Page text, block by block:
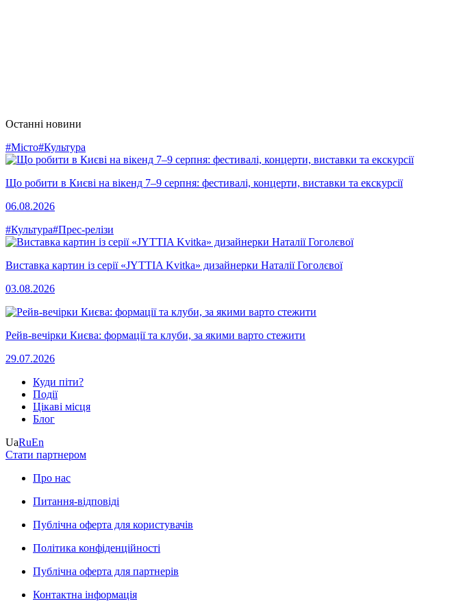
Останні новини
#Місто#Культура
Що робити в Києві на вікенд 7–9 серпня: фестивалі, концерти, виставки та екскурсії
06.08.2026
#Культура#Прес-релізи
Виставка картин із серії «JYTTIA Kvitka» дизайнерки Наталії Гоголєвої
03.08.2026
Рейв-вечірки Києва: формації та клуби, за якими варто стежити
29.07.2026
Куди піти?
Події
Цікаві місця
Блог
UaRuEn
Стати партнером
Про нас
Питання-відповіді
Публічна оферта для користувачів
Політика конфіденційності
Публічна оферта для партнерів
Контактна інформація